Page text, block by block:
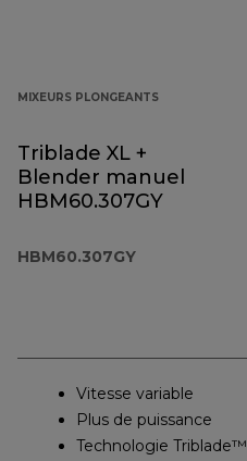
MIXEURS PLONGEANTS
Triblade XL +
Blender manuel
HBM60.307GY
HBM60.307GY
Vitesse variable
Plus de puissance
Technologie Triblade™